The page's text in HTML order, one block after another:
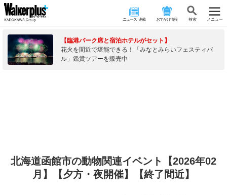
ニュース･連載 おでかけ情報 検 索 メニュー
【臨港パーク席と宿泊ホテルがセット】
花火を間近で堪能できる！「みなとみらいフェスティバ
ル」鑑賞ツアーを販売中
北海道函館市の動物関連イベント【2026年02
月】【夕方・夜開催】【終了間近】